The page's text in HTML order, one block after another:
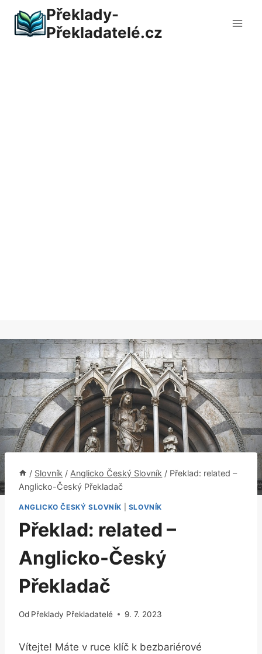
obsah
Překlady-
Překladatelé.cz
/ Slovník / Anglicko Český Slovník / Překlad: related –
Anglicko-Český Překladač
ANGLICKO ČESKÝ SLOVNÍK SLOVNÍK
Překlad: related –
Anglicko-Český
Překladač
Od Překlady Překladatelé 9. 7. 2023
Vítejte! Máte v ruce klíč k bezbariérové